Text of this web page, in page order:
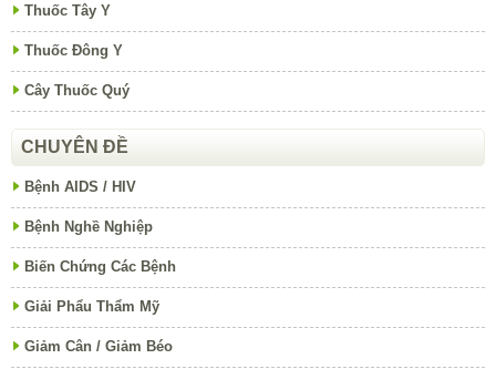
Thuốc Tây Y
Thuốc Đông Y
Cây Thuốc Quý
CHUYÊN ĐỀ
Bệnh AIDS / HIV
Bệnh Nghề Nghiệp
Biến Chứng Các Bệnh
Giải Phẩu Thẩm Mỹ
Giảm Cân / Giảm Béo